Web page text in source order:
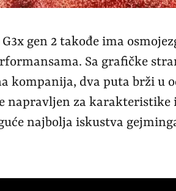
gen 2 takođe ima
Sa grafičke
kompanija, dva puta brži u
napravljen za
najbolja iskustva